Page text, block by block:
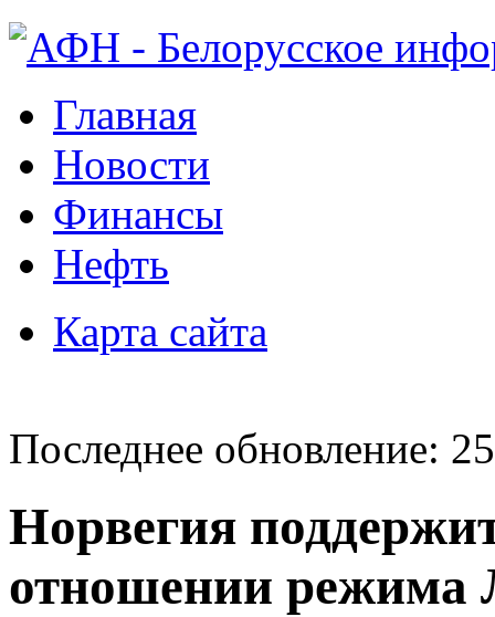
Главная
Новости
Финансы
Нефть
Карта сайта
Последнее обновление:
Норвегия
отношении режима